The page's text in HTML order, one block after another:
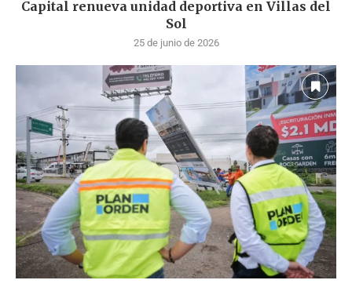
Capital renueva unidad deportiva en Villas del
Sol
25 de junio de 2026